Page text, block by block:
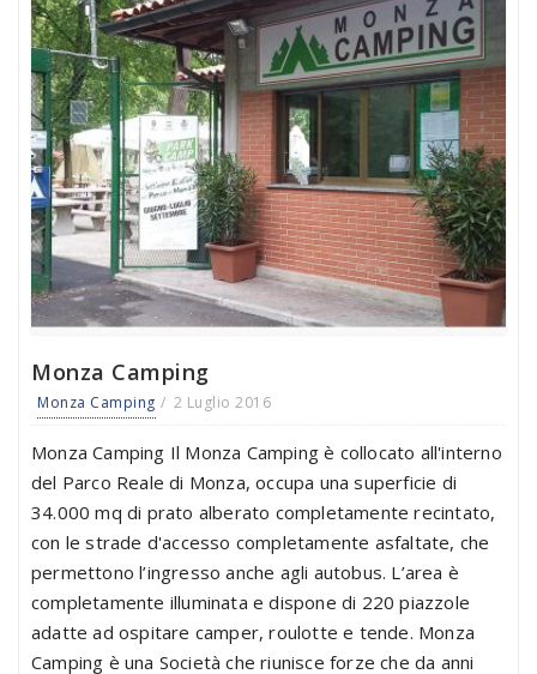
Monza Camping
Monza Camping 2 Luglio 2016
Monza Camping Il Monza Camping è collocato all'interno
del Parco Reale di Monza, occupa una superficie di
34.000 mq di prato alberato completamente recintato,
con le strade d'accesso completamente asfaltate, che
permettono l’ingresso anche agli autobus. L’area è
completamente illuminata e dispone di 220 piazzole
adatte ad ospitare camper, roulotte e tende. Monza
Camping è una Società che riunisce forze che da anni